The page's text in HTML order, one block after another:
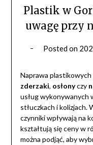
Plastik w
uwagę przy
Posted on
Naprawa plastikowych
zderzaki, osłonyczy
usług wykonywanych
stłuczkach i kolizjach.
czynniki wpływają na
kształtują się ceny w
można podjąć, aby